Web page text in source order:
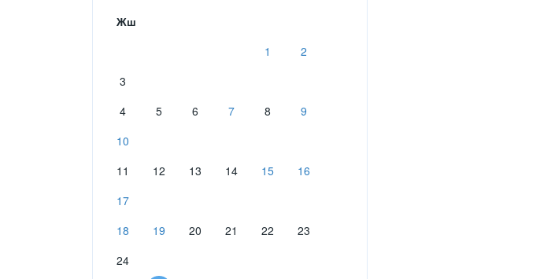
Жш
1
2
3
4
5 6 7 8
9
10
11
12 13 14 15
16
17
18
19 20 21 22
23
24